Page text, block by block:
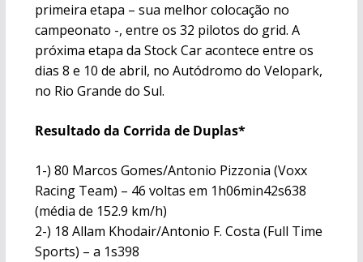
primeira etapa – sua melhor colocação no
campeonato -, entre os 32 pilotos do grid. A
próxima etapa da Stock Car acontece entre os
dias 8 e 10 de abril, no Autódromo do Velopark,
no Rio Grande do Sul.
Resultado da Corrida de Duplas*
1-) 80 Marcos Gomes/Antonio Pizzonia (Voxx
Racing Team) – 46 voltas em 1h06min42s638
(média de 152.9 km/h)
2-) 18 Allam Khodair/Antonio F. Costa (Full Time
Sports) – a 1s398